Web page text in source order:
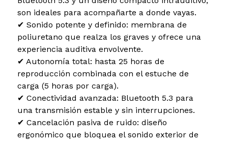
son ideales para acompañarte a donde vayas.
✔ Sonido potente y definido: membrana de
poliuretano que realza los graves y ofrece una
experiencia auditiva envolvente.
✔ Autonomía total: hasta 25 horas de
reproducción combinada con el estuche de
carga (5 horas por carga).
✔ Conectividad avanzada: Bluetooth 5.3 para
una transmisión estable y sin interrupciones.
✔ Cancelación pasiva de ruido: diseño
ergonómico que bloquea el sonido exterior de